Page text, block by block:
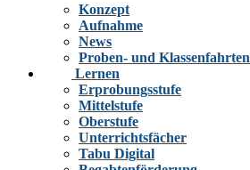
Konzept
Aufnahme
News
Proben- und Klassenfahrten
Lernen
Erprobungsstufe
Mittelstufe
Oberstufe
Unterrichtsfächer
Tabu Digital